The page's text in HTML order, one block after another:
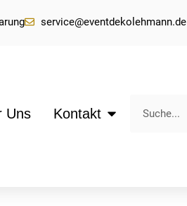
service@eventdekolehmann.de
Uns Kontakt